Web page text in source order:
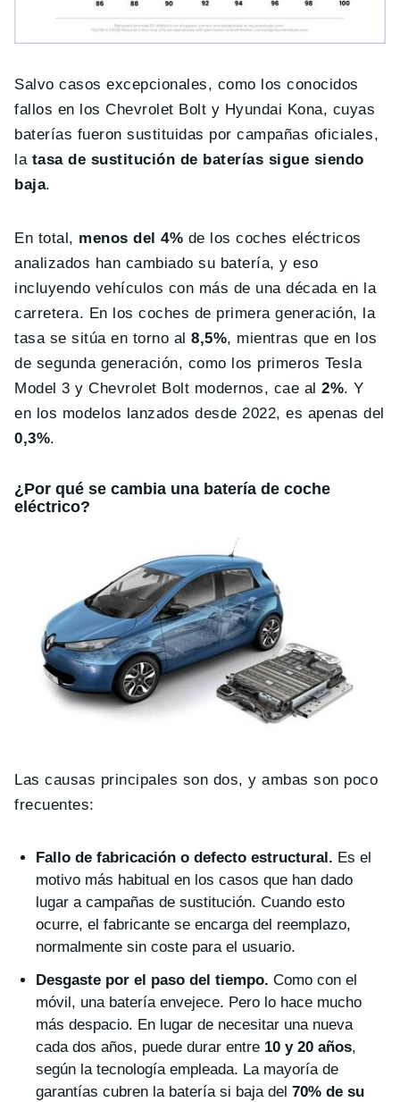
Salvo casos excepcionales, como los conocidos
fallos en los Chevrolet Bolt y Hyundai Kona, cuyas
baterías fueron sustituidas por campañas oficiales,
la tasa de sustitución de baterías sigue siendo
baja.
En total, menos del 4% de los coches eléctricos
analizados han cambiado su batería, y eso
incluyendo vehículos con más de una década en la
carretera. En los coches de primera generación, la
tasa se sitúa en torno al8,5%, mientras que en los
de segunda generación, como los primeros Tesla
Model 3 y Chevrolet Bolt modernos, cae al2%. Y
en los modelos lanzados desde 2022, es apenas del
0,3%.
¿Por qué se cambia una batería de coche
eléctrico?
Las causas principales son dos, y ambas son poco
frecuentes:
Fallo de fabricación o defecto estructural. Es el
motivo más habitual en los casos que han dado
lugar a campañas de sustitución. Cuando esto
ocurre, el fabricante se encarga del reemplazo,
normalmente sin coste para el usuario.
Desgaste por el paso del tiempo. Como con el
móvil, una batería envejece. Pero lo hace mucho
más despacio. En lugar de necesitar una nueva
cada dos años, puede durar entre 10 y 20 años,
según la tecnología empleada. La mayoría de
garantías cubren la batería si baja del 70% de su